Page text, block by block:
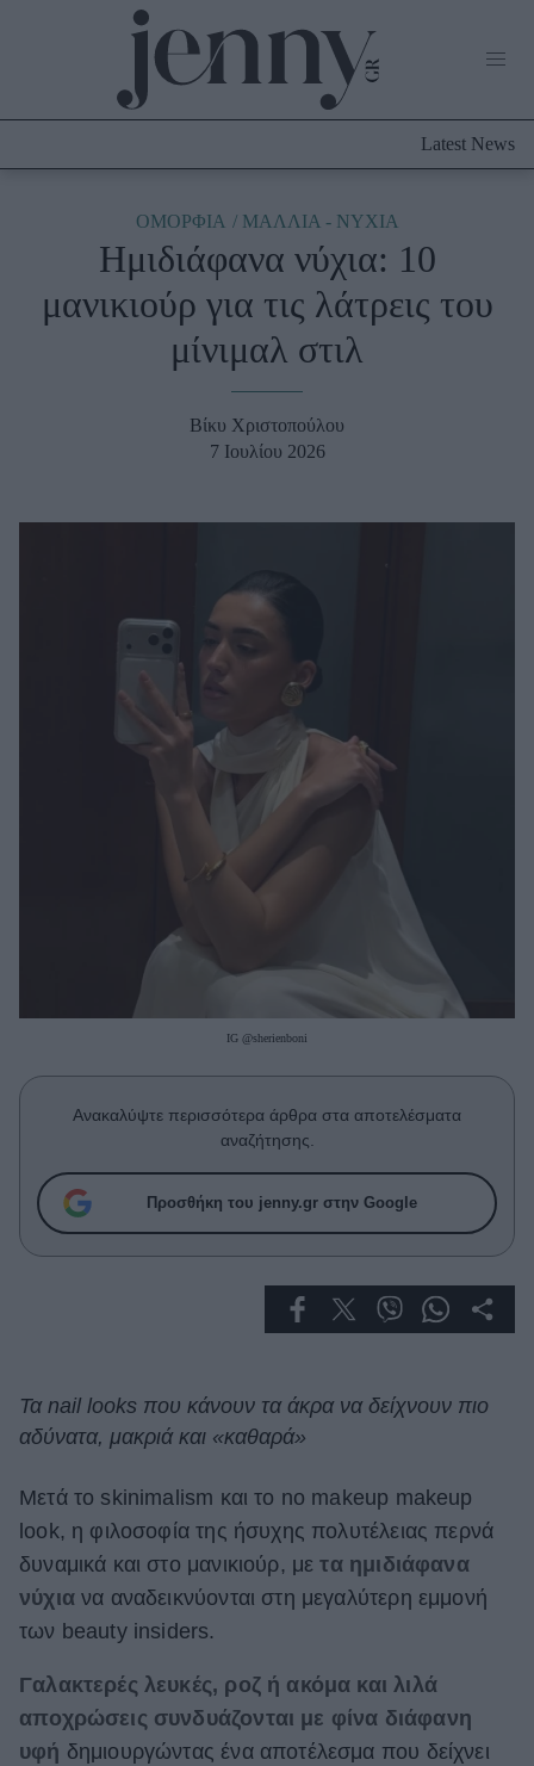
Culture
Fashion
Shopping
Beauty - Ομορφιά
Μαλλιά - Νύχια
Πρόσωπα
Celebrities
Συνεντεύξεις
True Stories
Ask the Guru
Success Stories
Deco
Green
Αφιερώματα
ΒΟΞ
Χωρίς Ταμπέλες
Latest News
ΟΜΟΡΦΙΑ ΜΑΛΛΙΑ - ΝΥΧΙΑ
Ημιδιάφανα νύχια: 10
μανικιούρ για τις λάτρεις του
μίνιμαλ στιλ
Βίκυ Χριστοπούλου
7 Ιουλίου 2026
IG @sherienboni
Ανακαλύψτε περισσότερα άρθρα στα αποτελέσματα
αναζήτησης.
Προσθήκη του jenny.gr στην Google
Τα nail looks που κάνουν τα άκρα να δείχνουν πιο
αδύνατα, μακριά και «καθαρά»
Μετά το skinimalism και το no makeup makeup
look, η φιλοσοφία της ήσυχης πολυτέλειας περνά
δυναμικά και στο μανικιούρ, μετα ημιδιάφανα
νύχιανα αναδεικνύονται στη μεγαλύτερη εμμονή
των beauty insiders.
Γαλακτερές λευκές, ροζ ή ακόμα και λιλά
αποχρώσεις συνδυάζονται με φίνα διάφανη
υφή δημιουργώντας ένα αποτέλεσμα που δείχνει